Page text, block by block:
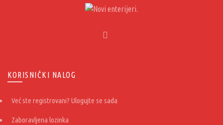
KORISNIČKI NALOG
Već ste registrovani? Ulogujte se sada
Zaboravljena lozinka